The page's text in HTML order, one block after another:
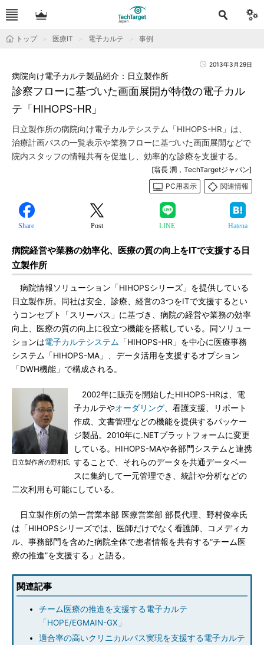
トップ 医療IT 電子カルテ 事例
2013年3月29日
診察フローに基づいた画面展開が特徴の電子カル
テ「HIHOPS-HR」
病院向け電子カルテ製品紹介：日立製作所
日立製作所の病院向け電子カルテシステム「HIHOPS-HR」は、
治療計画パスの一覧表示や業務フローに基づいた画面展開などで
院内スタッフの情報共有を促進し、効率的な診療を支援する。
[翁長 潤，TechTargetジャパン]
PC用表示
関連情報
Share Post LINE Hatena
病院経営や業務の効率化、医療の質の向上をITで支援する日
立製作所
病院情報ソリューション「HIHOPSシリーズ」を提供している
日立製作所。同社は安全、診療、経営の3つをITで支援するとい
うコンセプト「スリーパス」に基づき、病院の経営や業務の効率
向上、医療の質の向上に役立つ機能を搭載している。同ソリュー
ションは電子カルテシステム 「HIHOPS-HR」を中心に医療事務
システム「HIHOPS-MA」、データ活用を支援するオプション
「DWH機能」で構成される。
日立製作所の野村氏
2002年に販売を開始したHIHOPS-HRは、電
子カルテやオーダリング 、看護支援、リポート
作成、文書管理などの機能を提供するパッケー
ジ製品。2010年に.NETプラットフォームに変更
している。HIHOPS-MAや各部門システムと連携
することで、それらのデータを共通データベー
スに集約して一元管理でき、統計や分析などの
二次利用も可能にしている。
日立製作所の第一営業本部 医療営業部 部長代理、野村俊幸氏
は「HIHOPSシリーズでは、医師だけでなく看護師、コメディカ
ル、事務部門を含めた病院全体で患者情報を共有する“チーム医
療の推進”を支援する」と語る。
関連記事
チーム医療の推進を支援する電子カルテ
「HOPE/EGMAIN-GX」
適合率の高いクリニカルパス実現を支援する電子カルテ